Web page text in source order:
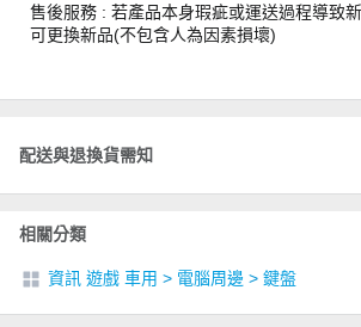
售後服務 : 若產品本身瑕疵或運送過程導致
可更換新品(不包含人為因素損壞)
配送與退換貨需知
相關分類
資訊 遊戲 車用 > 電腦周邊 > 鍵盤